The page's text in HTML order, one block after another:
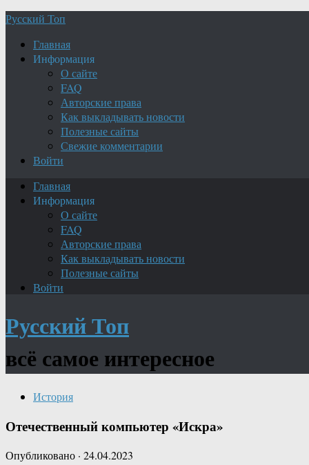
Русский Топ
Главная
Информация
О сайте
FAQ
Авторские права
Как выкладывать новости
Полезные сайты
Свежие комментарии
Войти
Главная
Информация
О сайте
FAQ
Авторские права
Как выкладывать новости
Полезные сайты
Войти
Русский Топ
всё самое интересное
История
Отечественный компьютер «Искра»
Опубликовано · 24.04.2023